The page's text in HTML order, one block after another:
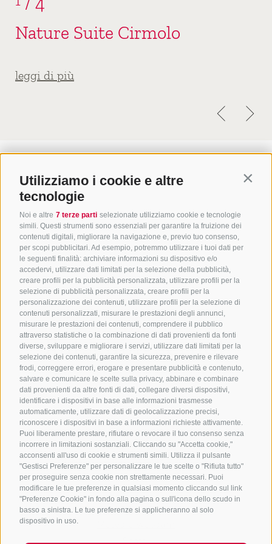
Utilizziamo i cookie e altre
tecnologie
Noi e altre 7 terze parti selezionate utilizziamo cookie e tecnologie
simili. Questi strumenti sono essenziali per garantire la fruizione dei
contenuti digitali, migliorare la navigazione e, previo tuo consenso,
per scopi pubblicitari. Ad esempio, potremmo utilizzare i tuoi dati per
le seguenti finalità: archiviare informazioni su dispositivo e/o
accedervi, utilizzare dati limitati per la selezione della pubblicità,
creare profili per la pubblicità personalizzata, utilizzare profili per la
selezione di pubblicità personalizzata, creare profili per la
personalizzazione dei contenuti, utilizzare profili per la selezione di
contenuti personalizzati, misurare le prestazioni degli annunci,
misurare le prestazioni dei contenuti, comprendere il pubblico
attraverso statistiche o la combinazione di dati provenienti da fonti
diverse, sviluppare e migliorare i servizi, utilizzare dati limitati per la
selezione dei contenuti, garantire la sicurezza, prevenire e rilevare
frodi, correggere errori, erogare e presentare pubblicità e contenuto,
salvare e comunicare le scelte sulla privacy, abbinare e combinare
dati provenienti da altre fonti di dati, collegare diversi dispositivi,
identificare i dispositivi in base alle informazioni trasmesse
automaticamente, utilizzare dati di geolocalizzazione precisi,
riconoscere i dispositivi in base a informazioni richieste attivamente.
Puoi liberamente prestare, rifiutare o revocare il tuo consenso senza
incorrere in limitazioni sostanziali. Cliccando su "Accetta cookie,"
acconsenti all'uso di cookie e strumenti simili. Utilizza il pulsante
"Gestisci Preferenze" per personalizzare le tue scelte o "Rifiuta tutto"
per proseguire senza cookie non strettamente necessari. Puoi
modificare le tue preferenze in qualsiasi momento cliccando sul link
"Preferenze Cookie" in fondo alla pagina o sull'icona dello scudo in
basso a sinistra. Le tue preferenze si applicheranno al solo
dispositivo in uso.
l’Alto Adige e diversi altri vantaggi.
Una volta alla settimana
altoatesine
Escursione guidata in montagna
Da 4 anni al 10° compleanno
Da 10 anni al 15° compleanno
Nature Suite Cirmolo
leggi di più
Un posticino per chi ama la
vita.
+39 0472 756714
info@ratschingserhof.com
Stange 4 - 39040 Racines - Alto Adige
Download
Scatti